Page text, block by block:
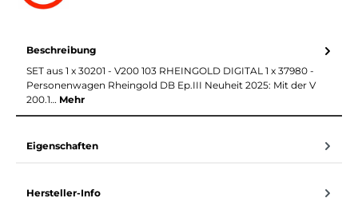
Beschreibung
SET aus 1 x 30201 - V200 103 RHEINGOLD DIGITAL 1 x 37980 -
Personenwagen Rheingold DB Ep.III Neuheit 2025: Mit der V
200.1… Mehr
Eigenschaften
Hersteller-Info